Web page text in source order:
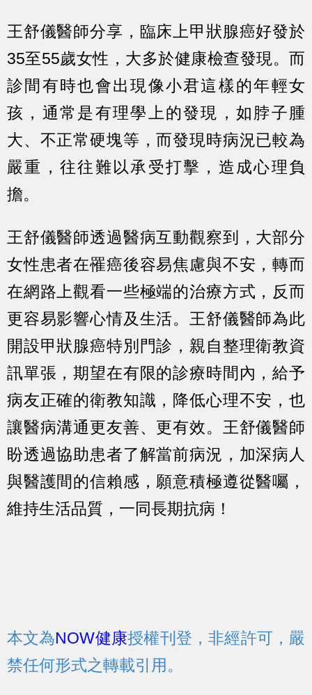
王舒儀醫師分享，臨床上甲狀腺癌好發於
35至55歲女性，大多於健康檢查發現。而
診間有時也會出現像小君這樣的年輕女
孩，通常是有理學上的發現，如脖子腫
大、不正常硬塊等，而發現時病況已較為
嚴重，往往難以承受打擊，造成心理負
擔。
王舒儀醫師透過醫病互動觀察到，大部分
女性患者在罹癌後容易焦慮與不安，轉而
在網路上觀看一些極端的治療方式，反而
更容易影響心情及生活。王舒儀醫師為此
開設甲狀腺癌特別門診，親自整理衛教資
訊單張，期望在有限的診療時間內，給予
病友正確的衛教知識，降低心理不安，也
讓醫病溝通更友善、更有效。王舒儀醫師
盼透過協助患者了解當前病況，加深病人
與醫護間的信賴感，願意積極遵從醫囑，
維持生活品質，一同長期抗病！
本文為NOW健康授權刊登，非經許可，嚴
禁任何形式之轉載引用。